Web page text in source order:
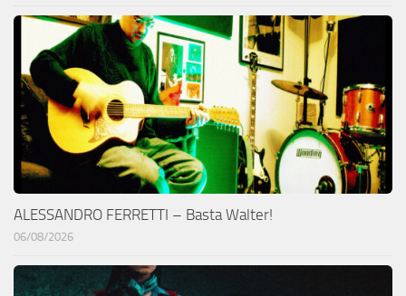
ALESSANDRO FERRETTI – Basta Walter!
06/08/2026